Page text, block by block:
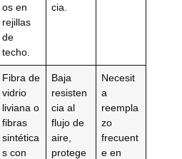
os en
rejillas
de
techo.
cia.
Fibra de
vidrio
liviana o
fibras
sintética
s con
Baja
resisten
cia al
flujo de
aire,
protege
Necesit
a
reempla
zo
frecuent
e en